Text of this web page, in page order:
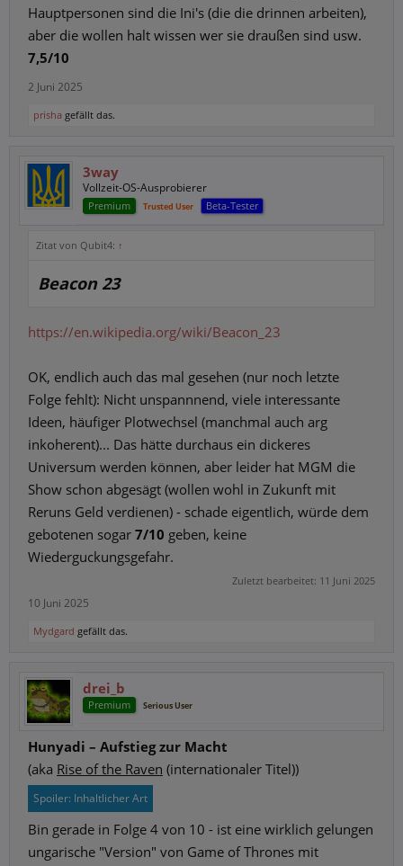
Hauptpersonen sind die Ini's (die die drinnen arbeiten),
aber die wollen halt wissen wer sie draußen sind usw.
7,5/10
2 Juni 2025
prisha gefällt das.
3way
Vollzeit-OS-Ausprobierer
Premium Trusted User Beta-Tester
Zitat von Qubit4: ↑
Beacon 23
https://en.wikipedia.org/wiki/Beacon_23
OK, endlich auch das mal gesehen (nur noch letzte
Folge fehlt): Nicht unspannnend, viele interessante
Ideen, häufiger Plotwechsel (manchmal auch arg
inkoherent)... Das hätte durchaus ein dickeres
Universum werden können, aber leider hat MGM die
Show schon abgesägt (wollen wohl in Zukunft mit
Reruns Geld verdienen) - schade eigentlich, würde dem
gebotenen sogar 7/10 geben, keine
Wiederguckungsgefahr.
Zuletzt bearbeitet: 11 Juni 2025
10 Juni 2025
Mydgard gefällt das.
drei_b
Premium Serious User
Hunyadi – Aufstieg zur Macht
(aka Rise of the Raven (internationaler Titel))
Spoiler: Inhaltlicher Art
Bin gerade in Folge 4 von 10 - ist eine wirklich gelungen
ungarische "Version" von Game of Thrones mit